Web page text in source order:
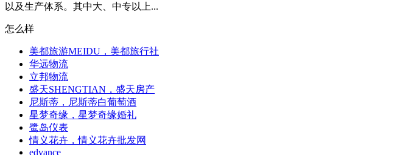
以及生产体系。其中大、中专以上...
怎么样
美都旅游MEIDU，美都旅行社
华远物流
立邦物流
盛天SHENGTIAN，盛天房产
尼斯蒂，尼斯蒂白葡萄酒
星梦奇缘，星梦奇缘婚礼
鹭岛仪表
情义花卉，情义花卉批发网
edvance